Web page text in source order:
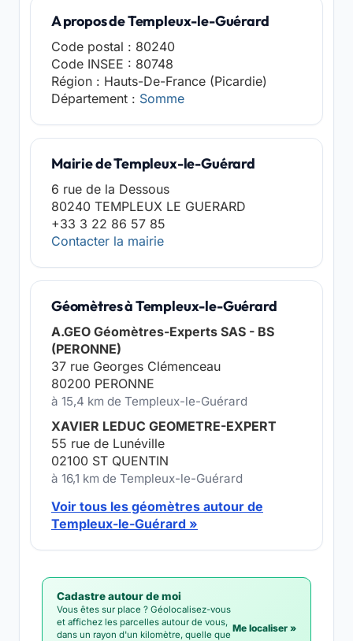
A propos de Templeux-le-Guérard
Code postal : 80240
Code INSEE : 80748
Région : Hauts-De-France (Picardie)
Département : Somme
Mairie de Templeux-le-Guérard
6 rue de la Dessous
80240 TEMPLEUX LE GUERARD
+33 3 22 86 57 85
Contacter la mairie
Géomètres à Templeux-le-Guérard
A.GEO Géomètres-Experts SAS - BS
(PERONNE)
37 rue Georges Clémenceau
80200 PERONNE
à 15,4 km de Templeux-le-Guérard
XAVIER LEDUC GEOMETRE-EXPERT
55 rue de Lunéville
02100 ST QUENTIN
à 16,1 km de Templeux-le-Guérard
Voir tous les géomètres autour de
Templeux-le-Guérard »
Cadastre autour de moi
Vous êtes sur place ? Géolocalisez-vous
et affichez les parcelles autour de vous,
dans un rayon d'un kilomètre, quelle que
Me localiser »